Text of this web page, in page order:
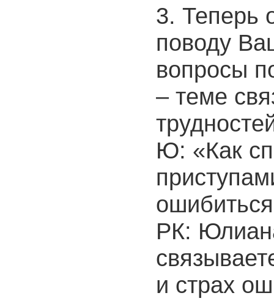
3. Теперь
поводу
вопросы
– теме
Ю: «Как
РК:
и страх